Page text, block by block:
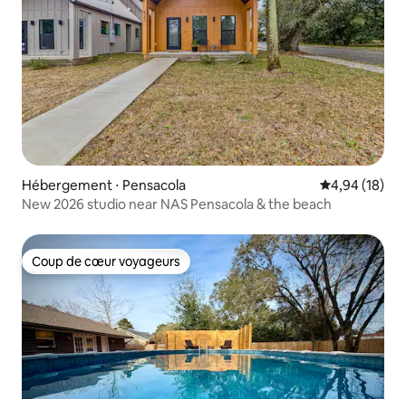
Hébergement ⋅ Pensacola Évaluation
4,94 (18)
New 2026 studio near NAS Pensacola & the beach
Coup de cœur voyageurs
Coup de cœur voyageurs